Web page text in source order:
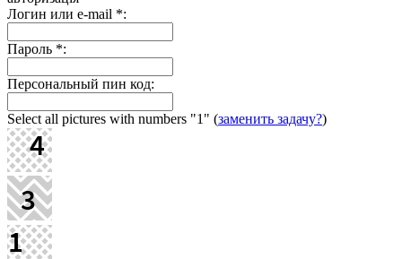
Логин или e-mail *:
Пароль *:
Персональный пин код:
Select all pictures with numbers "1" (заменить задачу?)